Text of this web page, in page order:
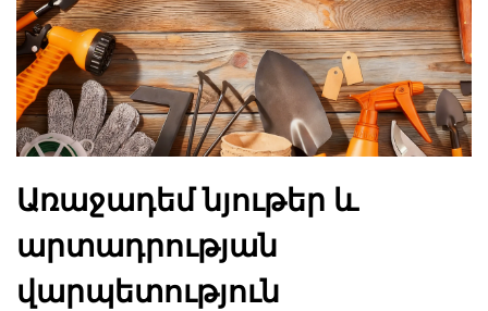
Առաջադեմ նյութեր և
արտադրության
վարպետություն